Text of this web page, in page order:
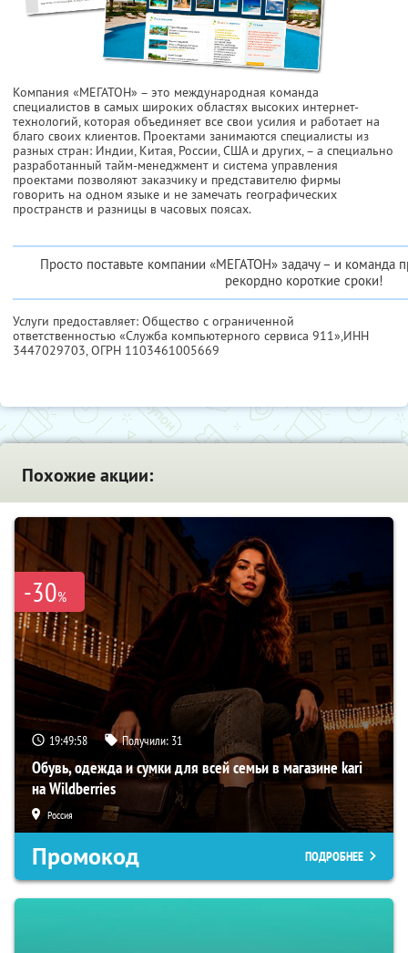
Компания «МЕГАТОН» – это международная команда
специалистов в самых широких областях высоких интернет-
технологий, которая объединяет все свои усилия и работает на
благо своих клиентов. Проектами занимаются специалисты из
разных стран: Индии, Китая, России, США и других, – а специально
разработанный тайм-менеджмент и система управления
проектами позволяют заказчику и представителю фирмы
говорить на одном языке и не замечать географических
пространств и разницы в часовых поясах.
Просто поставьте компании «МЕГАТОН» задачу – и команда
рекордно короткие сроки!
Услуги предоставляет: Общество с ограниченной
ответственностью «Служба компьютерного сервиса 911»,ИНН
3447029703, ОГРН 1103461005669
Похожие акции:
-30%
19:49:57 Получили: 31
Обувь, одежда и сумки для всей семьи в магазине kari
на Wildberries
Россия
Промокод ПОДРОБНЕЕ